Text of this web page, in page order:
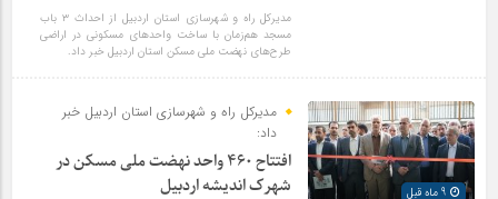
مدیرکل راه و شهرسازی استان اردبیل از احداث ۳ باب
مسجد هم‌زمان با ساخت واحدهای مسکونی در اراضی
طرح‌های نهضت ملی مسکن استان اردبیل خبر داد.
مدیرکل راه و شهرسازی استان اردبیل خبر
داد:
افتتاح ۴۶۰ واحد نهضت ملی مسکن در
شهرک اندیشه اردبیل